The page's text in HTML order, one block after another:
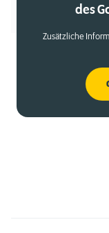
des
Zusätzliche